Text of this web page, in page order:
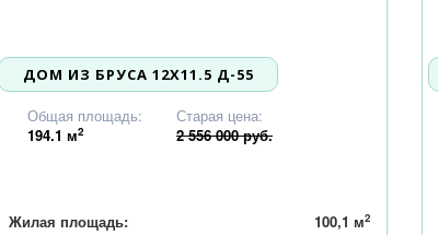
ДОМ ИЗ БРУСА 12Х11.5 Д-55
Старая цена:
2 556 000 руб.
Общая площадь:
194.1 м2
Жилая площадь: 100,1 м2